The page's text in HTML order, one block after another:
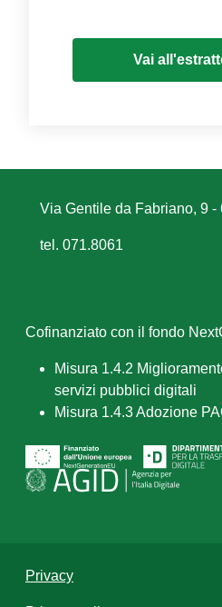
Vai
Via Gentile da Fabriano, 9 -
tel. 071.8061
Cofinanziato con il fondo
Misura 1.4.2
servizi pubblici digitali
Misura 1.4.3 Adozione
Privacy